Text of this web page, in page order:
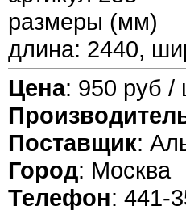
размеры (мм)
длина: 2440,
Цена: 950 руб /
Поставщик:
Город: Москва
Телефон: 441-